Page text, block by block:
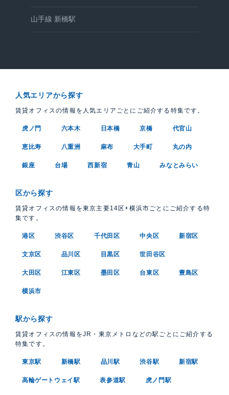
山手線 新橋駅
人気エリアから探す
賃貸オフィスの情報を人気エリアごとにご紹介する特集です。
虎ノ門 六本木 日本橋 京橋 代官山
恵比寿 八重洲 麻布 大手町 丸の内
銀座 台場 西新宿 青山 みなとみらい
区から探す
賃貸オフィスの情報を東京主要14区+横浜市ごとにご紹介する特
集です。
港区 渋谷区 千代田区 中央区 新宿区
文京区 品川区 目黒区 世田谷区
大田区 江東区 墨田区 台東区 豊島区
横浜市
駅から探す
賃貸オフィスの情報をJR・東京メトロなどの駅ごとにご紹介する
特集です。
東京駅 新橋駅 品川駅 渋谷駅 新宿駅
高輪ゲートウェイ駅 表参道駅 虎ノ門駅